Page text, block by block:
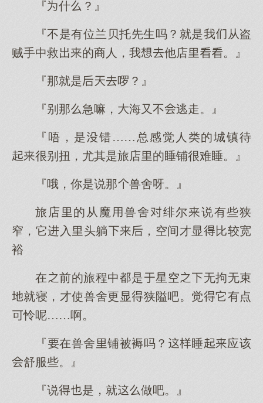
『什？』
『不是有位兰贝托先生吗？就是我从盗
贼手中救的商人，我他店。』
『那就是啰？』
『别那急嘛，海又不逃走。』
『唔，是错……总感觉人类的城镇待
很别扭，尤其是旅店的睡铺很难睡。』
『哦，你是说那兽舍呀。』
旅店的从魔兽舍绯尔说有些狭
窄，它进入头躺，空间才显比较宽
裕
在前的旅程中是星空无拘无束
就寝，才使兽舍更显狭隘吧。觉它有点
怜呢……啊。
『在兽舍铺被褥吗？睡应该
舒服些。』
『说是，就做吧。』